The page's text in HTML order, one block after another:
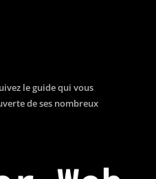
le guide qui vous
de ses nombreux